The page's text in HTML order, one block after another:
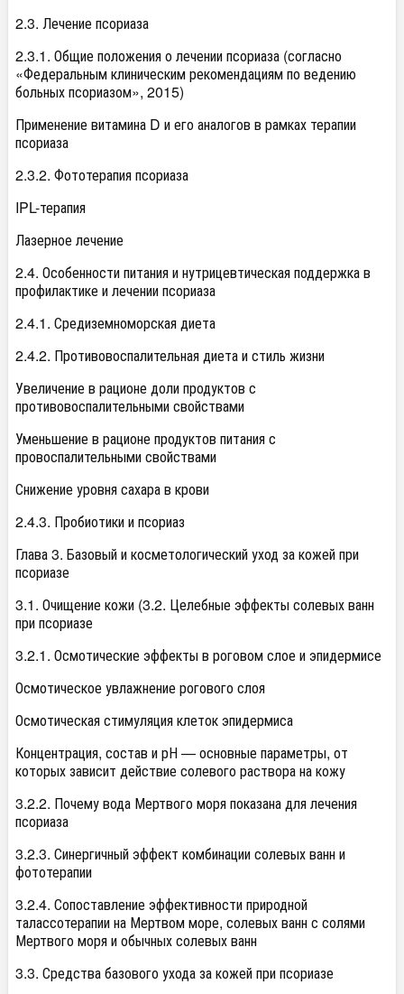
2.3. Лечение псориаза
2.3.1. Общие положения о лечении псориаза (согласно
«Федеральным клиническим рекомендациям по ведению
больных псориазом», 2015)
Применение витамина D и его аналогов в рамках терапии
псориаза
2.3.2. Фототерапия псориаза
IPL-терапия
Лазерное лечение
2.4. Особенности питания и нутрицевтическая поддержка в
профилактике и лечении псориаза
2.4.1. Средиземноморская диета
2.4.2. Противовоспалительная диета и стиль жизни
Увеличение в рационе доли продуктов с
противовоспалительными свойствами
Уменьшение в рационе продуктов питания с
провоспалительными свойствами
Снижение уровня сахара в крови
2.4.3. Пробиотики и псориаз
Глава 3. Базовый и косметологический уход за кожей при
псориазе
3.1. Очищение кожи (3.2. Целебные эффекты солевых ванн
при псориазе
3.2.1. Осмотические эффекты в роговом слое и эпидермисе
Осмотическое увлажнение рогового слоя
Осмотическая стимуляция клеток эпидермиса
Концентрация, состав и рН — основные параметры, от
которых зависит действие солевого раствора на кожу
3.2.2. Почему вода Мертвого моря показана для лечения
псориаза
3.2.3. Синергичный эффект комбинации солевых ванн и
фототерапии
3.2.4. Сопоставление эффективности природной
талассотерапии на Мертвом море, солевых ванн с солями
Мертвого моря и обычных солевых ванн
3.3. Средства базового ухода за кожей при псориазе